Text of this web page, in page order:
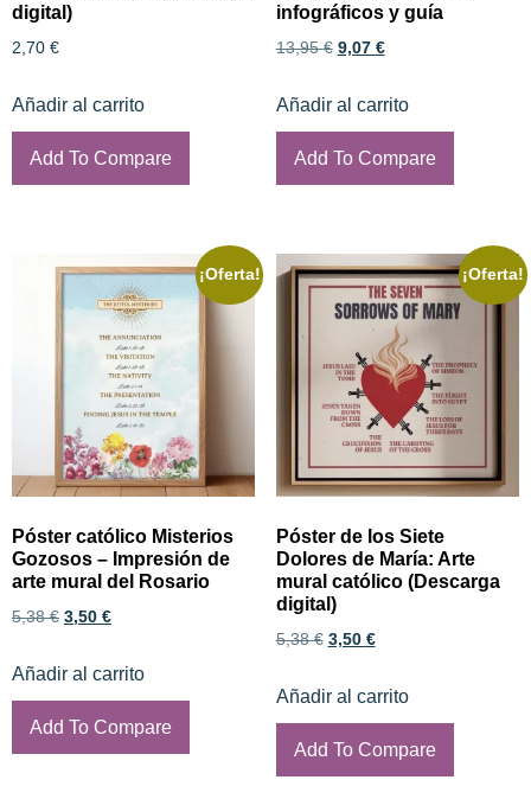
digital)
2,70 €
Añadir al carrito
Add To Compare
infográficos y guía
13,95€ 9,07 €
Añadir al carrito
Add To Compare
¡Oferta!
Póster católico Misterios
Gozosos – Impresión de
arte mural del Rosario
5,38€ 3,50 €
Añadir al carrito
Add To Compare
¡Oferta!
Póster de los Siete
Dolores de María: Arte
mural católico (Descarga
digital)
5,38€ 3,50 €
Añadir al carrito
Add To Compare